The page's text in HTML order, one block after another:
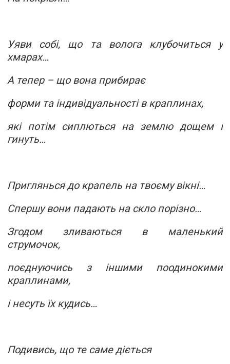
Уяви собі, що та волога клубочиться у
хмарах…
А тепер – що вона прибирає
форми та індивідуальності в краплинах,
які потім сиплються на землю дощем і
гинуть…
Приглянься до крапель на твоєму вікні…
Спершу вони падають на скло порізно…
Згодом зливаються в маленький
струмочок,
поєднуючись з іншими поодинокими
краплинами,
і несуть їх кудись…
Подивись, що те саме діється